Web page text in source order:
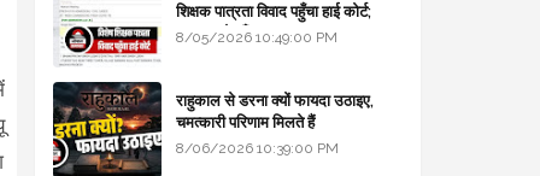
शिक्षक पात्रता विवाद पहुँचा हाई कोर्ट;
सरकार से माँगा जवाब
8/05/2026 10:49:00 PM
राहुकाल से डरना क्यों फायदा उठाइए,
चमत्कारी परिणाम मिलते हैं
8/06/2026 10:39:00 PM